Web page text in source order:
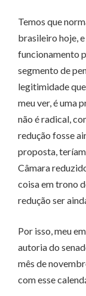
Temos que
brasileiro hoje,
funcionamento
segmento de
legitimidade que
meu ver, é uma
não é radical,
redução fosse
proposta,
Câmara
coisa em trono
redução ser
Por isso, meu
autoria do
mês de
com esse